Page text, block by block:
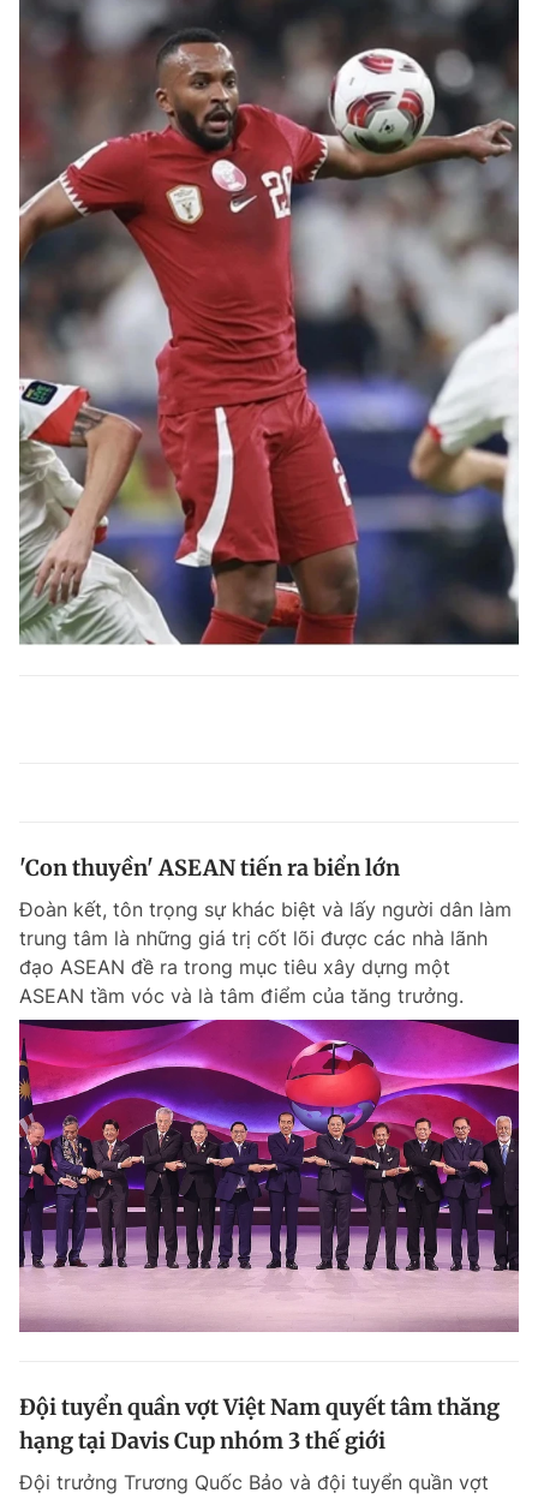
'Con thuyền' ASEAN tiến ra biển lớn
Đoàn kết, tôn trọng sự khác biệt và lấy người dân làm
trung tâm là những giá trị cốt lõi được các nhà lãnh
đạo ASEAN đề ra trong mục tiêu xây dựng một
ASEAN tầm vóc và là tâm điểm của tăng trưởng.
Đội tuyển quần vợt Việt Nam quyết tâm thăng
hạng tại Davis Cup nhóm 3 thế giới
Đội trưởng Trương Quốc Bảo và đội tuyển quần vợt